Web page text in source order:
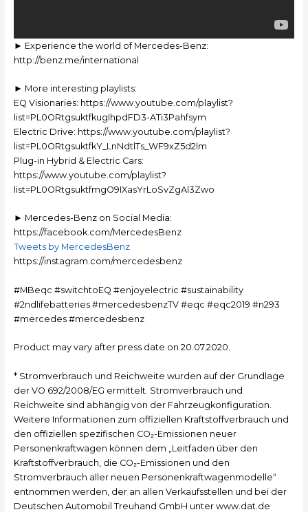
► Experience the world of Mercedes-Benz:
http://benz.me/international
► More interesting playlists:
EQ Visionaries: https://www.youtube.com/playlist?
list=PL0ORtgsuktfkugIhpdFD3-ATi3Pahfsym
Electric Drive: https://www.youtube.com/playlist?
list=PL0ORtgsuktfkY_LnNdtlTs_WF9xZ5d2lm
Plug-in Hybrid & Electric Cars:
https://www.youtube.com/playlist?
list=PL0ORtgsuktfmgO9IXasYrLoSvZgAl3Zwo
► Mercedes-Benz on Social Media:
https://facebook.com/MercedesBenz
Tweets by MercedesBenz
https://instagram.com/mercedesbenz
#MBeqc #switchtoEQ #enjoyelectric #sustainability
#2ndlifebatteries #mercedesbenzTV #eqc #eqc2019 #n293
#mercedes #mercedesbenz
Product may vary after press date on 20.07.2020.
* Stromverbrauch und Reichweite wurden auf der Grundlage
der VO 692/2008/EG ermittelt. Stromverbrauch und
Reichweite sind abhängig von der Fahrzeugkonfiguration.
Weitere Informationen zum offiziellen Kraftstoffverbrauch und
den offiziellen spezifischen CO₂-Emissionen neuer
Personenkraftwagen können dem „Leitfaden über den
Kraftstoffverbrauch, die CO₂-Emissionen und den
Stromverbrauch aller neuen Personenkraftwagenmodelle“
entnommen werden, der an allen Verkaufsstellen und bei der
Deutschen Automobil Treuhand GmbH unter www.dat.de